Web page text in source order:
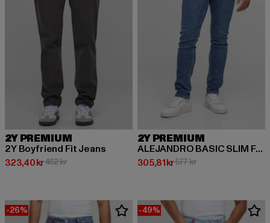
2Y PREMIUM
2Y Boyfriend Fit Jeans
323,40 kr
Nuvarande pris: 323,40 kr
462 krKampanjpris: 462 kr
2Y PREMIUM
ALEJANDRO BASIC SLIM FIT JEANS
305,81 kr
Nuvarande pris: 305,81 kr
577 krKampanjpris: 577 kr
-26% -49%